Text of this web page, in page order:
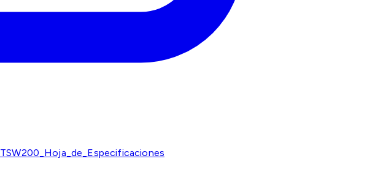
TSW200_Hoja_de_Especificaciones